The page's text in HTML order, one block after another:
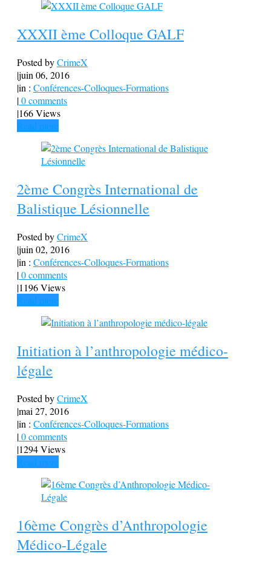
XXXII ème Colloque GALF
Posted byCrimeX
|juin 06, 2016
|in : Conférences-Colloques-Formations
|0 comments
|166 Views
Read more
2ème Congrès International de
Balistique Lésionnelle
Posted byCrimeX
|juin 02, 2016
|in : Conférences-Colloques-Formations
|0 comments
|1196 Views
Read more
Initiation à l’anthropologie médico-
légale
Posted byCrimeX
|mai 27, 2016
|in : Conférences-Colloques-Formations
|0 comments
|1294 Views
Read more
16ème Congrès d’Anthropologie
Médico-Légale